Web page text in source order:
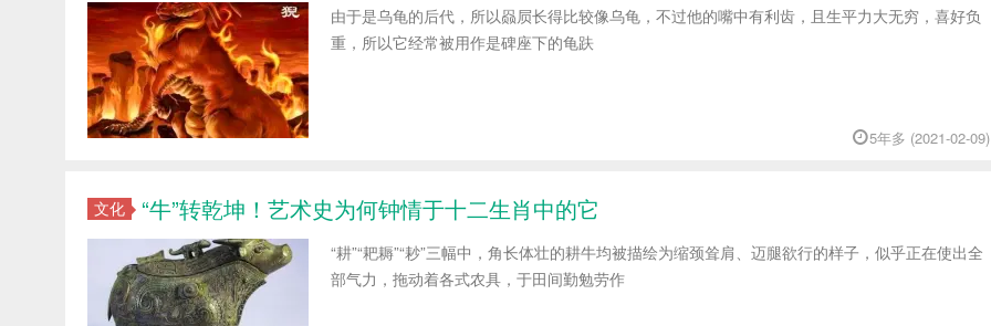
由于是乌龟的后代，所以赑屃长得比较像乌龟，不过他的嘴中有利齿，且生平力大无穷，喜好负
重，所以它经常被用作是碑座下的龟趺
5年多 (2021-02-09)
文化 “牛”转乾坤！艺术史为何钟情于十二生肖中的它
“耕”“耙耨”“耖”三幅中，角长体壮的耕牛均被描绘为缩颈耸肩、迈腿欲行的样子，似乎正在使出全
部气力，拖动着各式农具，于田间勤勉劳作